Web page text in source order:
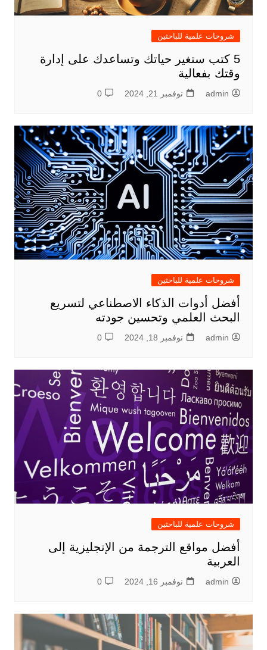
شروحات علمية للباحثين
5 كتب ستغير حياتك وتساعدك على إدارة
وقتك بفعالية
admin نوفمبر 21, 2024 0
شروحات علمية للباحثين
أفضل أدوات الذكاء الاصطناعي لتسريع
البحث العلمي وتحسين جودته
admin نوفمبر 18, 2024 0
شروحات علمية للباحثين
أفضل مواقع الترجمة من الإنجليزية إلى
العربية
admin نوفمبر 16, 2024 0